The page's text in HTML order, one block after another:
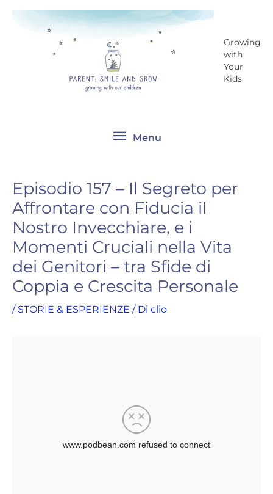
Growing
with
Your
Kids
Menu
Menu
Episodio 157 – Il Segreto per
Affrontare con Fiducia il
Nostro Invecchiare, e i
Momenti Cruciali nella Vita
dei Genitori – tra Sfide di
Coppia e Crescita Personale
/ STORIE & ESPERIENZE / Di clio